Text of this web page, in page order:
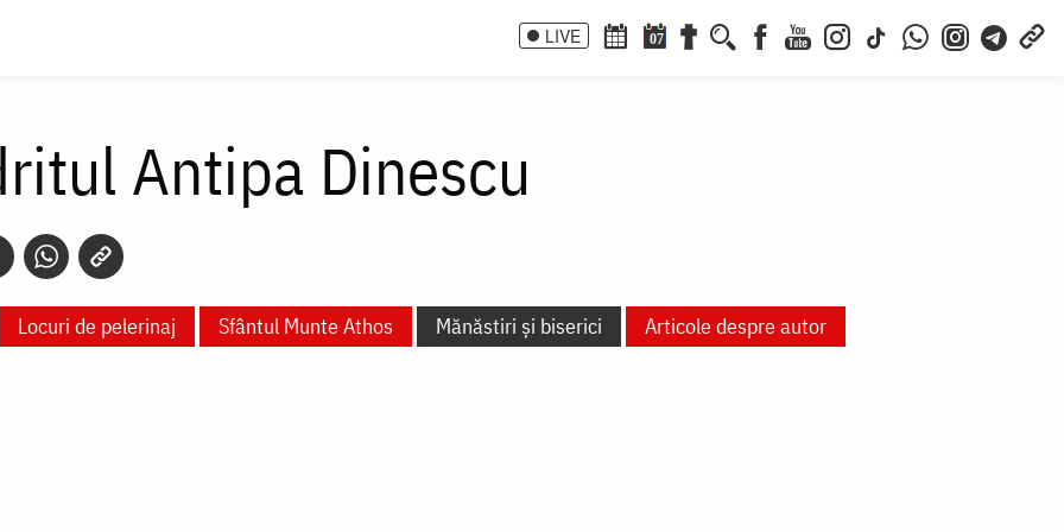
LIVE 07
Antipa Dinescu
Locuri de pelerinaj Sfântul Munte Athos Mănăstiri și biserici Articole despre autor